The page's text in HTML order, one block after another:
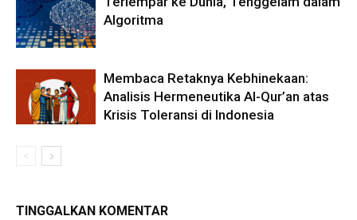
Algoritma
Membaca Retaknya Kebhinekaan:
Analisis Hermeneutika Al-Qur’an atas
Krisis Toleransi di Indonesia
TINGGALKAN KOMENTAR